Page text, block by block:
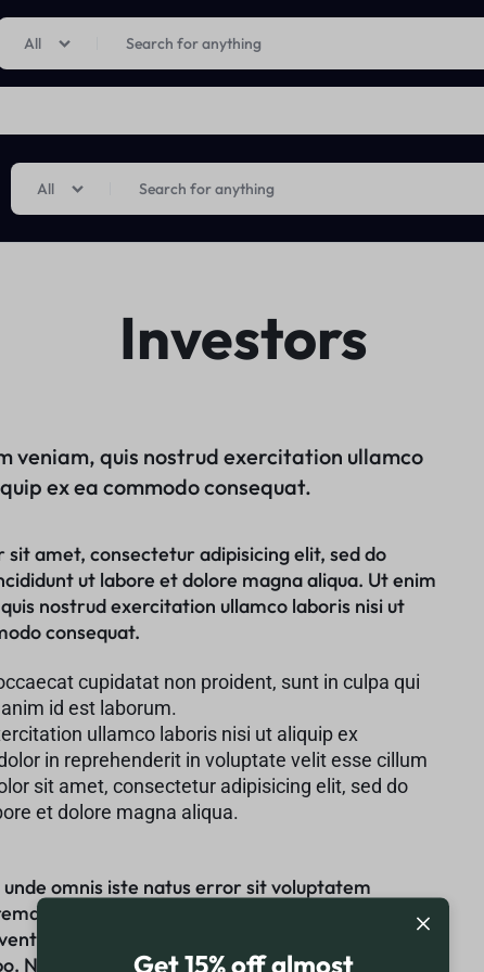
Limited Time Only: Up to 60% off on Imprted Perfume Shop Now
All
All
Investors
veniam, quis nostrud exercitation ullamco
ex ea commodo consequat.
sit amet, consectetur adipisicing elit, sed do
ut labore et dolore magna aliqua. Ut enim
nostrud exercitation ullamco laboris nisi ut
consequat.
cupidatat non proident, sunt in culpa qui
id est laborum.
ullamco laboris nisi ut aliquip ex
in reprehenderit in voluptate velit esse cillum
sit amet, consectetur adipisicing elit, sed do
et dolore magna aliqua.
omnis iste natus error sit voluptatem
laudantium, totam rem aperiam, eaque
veritatis et quasi architecto beatae vitae
Nemo enim ipsam voluptatem quia voluptas sit
Get 15% off almost